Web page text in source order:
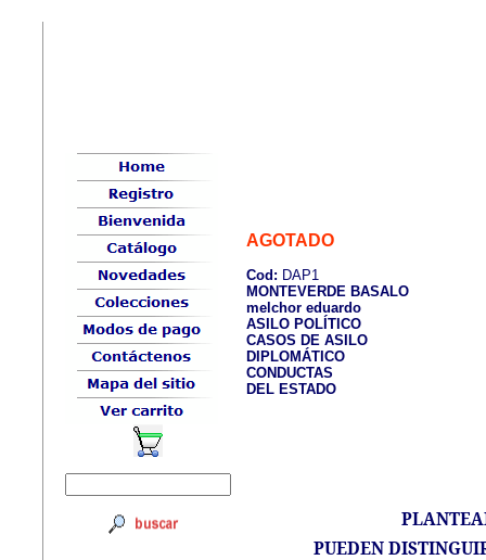
AGOTADO
Cod: DAP1
MONTEVERDE BASALO
melchor eduardo
ASILO POLÍTICO
CASOS DE ASILO
DIPLOMÁTICO
CONDUCTAS
DEL ESTADO
PUEDEN